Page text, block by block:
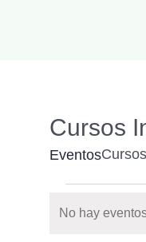
Cursos
Eventos
Notice
No hay